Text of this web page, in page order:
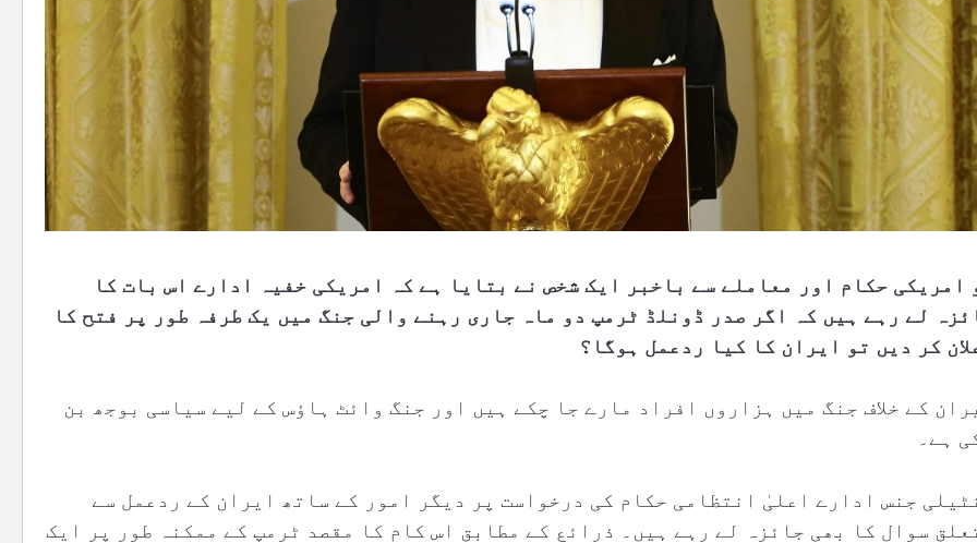
امریکی حکام اور معاملے سے باخبر ایک شخص نے بتایا ہے کہ امریکی خفیہ ادارے اس بات کا
لے رہے ہیں کہ اگر صدر ڈونلڈ ٹرمپ دو ماہ جاری رہنے والی جنگ میں یک طرفہ طور پر فتح کا
کر دیں تو ایران کا کیا ردعمل ہوگا؟
کے خلاف جنگ میں ہزاروں افراد مارے جا چکے ہیں اور جنگ وائٹ ہاؤس کے لیے سیاسی بوجھ بن
ہے۔
جنس ادارے اعلیٰ انتظامی حکام کی درخواست پر دیگر امور کے ساتھ ایران کے ردعمل سے
سوال کا بھی جائزہ لے رہے ہیں۔ ذرائع کے مطابق اس کام کا مقصد ٹرمپ کے ممکنہ طور پر ایک